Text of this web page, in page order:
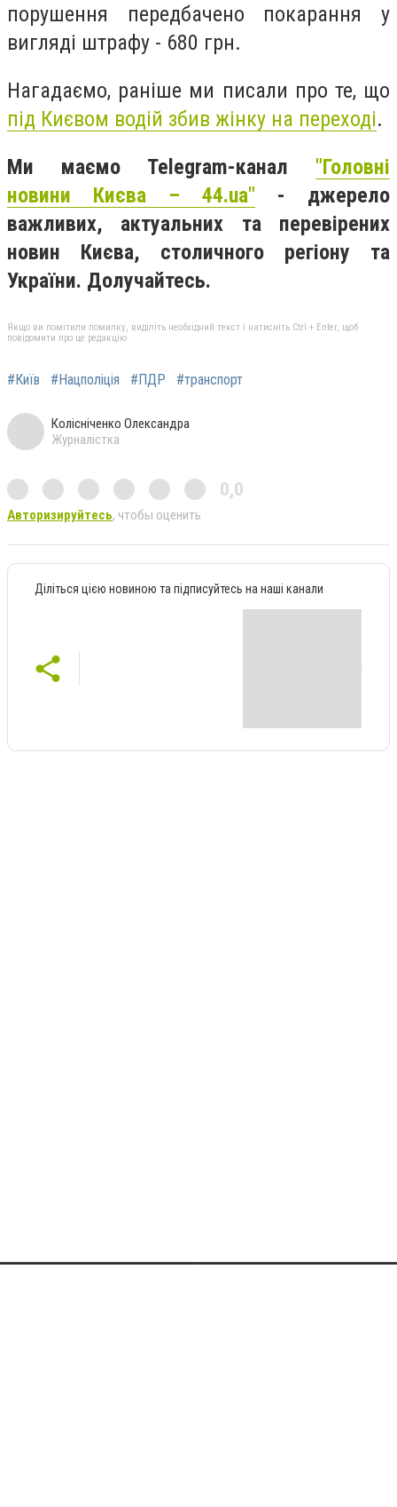
порушення передбачено покарання у
вигляді штрафу - 680 грн.
Нагадаємо, раніше ми писали про те, що
під Києвом водій збив жінку на переході.
Ми маємо Telegram-канал "Головні
новини Києва – 44.ua" - джерело
важливих, актуальних та перевірених
новин Києва, столичного регіону та
України. Долучайтесь.
Якщо ви помітили помилку, виділіть необхідний текст і натисніть Ctrl + Enter, щоб
повідомити про це редакцію
#Київ #Нацполіція #ПДР #транспорт
Колісніченко Олександра
Журналістка
0,0
Авторизируйтесь, чтобы оценить
Діліться цією новиною та підписуйтесь на наші канали